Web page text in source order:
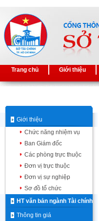
Trang chủ Giới thiệu
Giới thiệu
Chức năng nhiệm vụ
Ban Giám đốc
Các phòng trực thuộc
Đơn vị trực thuộc
Đơn vị sự nghiệp
Sơ đồ tổ chức
HT văn bản ngành Tài chính
Thông tin giá